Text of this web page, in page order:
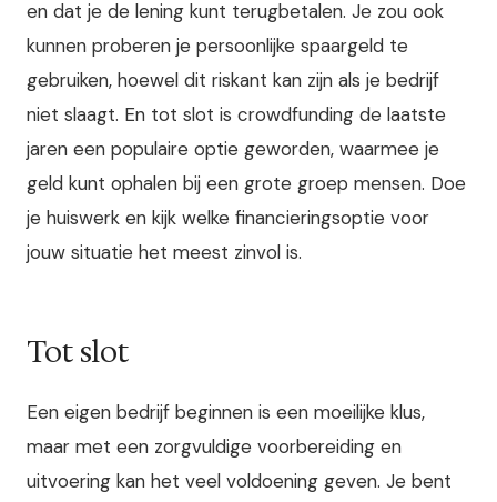
en dat je de lening kunt terugbetalen. Je zou ook
kunnen proberen je persoonlijke spaargeld te
gebruiken, hoewel dit riskant kan zijn als je bedrijf
niet slaagt. En tot slot is crowdfunding de laatste
jaren een populaire optie geworden, waarmee je
geld kunt ophalen bij een grote groep mensen. Doe
je huiswerk en kijk welke financieringsoptie voor
jouw situatie het meest zinvol is.
Tot slot
Een eigen bedrijf beginnen is een moeilijke klus,
maar met een zorgvuldige voorbereiding en
uitvoering kan het veel voldoening geven. Je bent